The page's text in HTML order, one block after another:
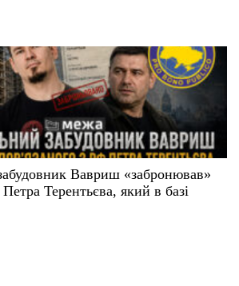
Вавриш «забронював»
Терентьєва, який в базі